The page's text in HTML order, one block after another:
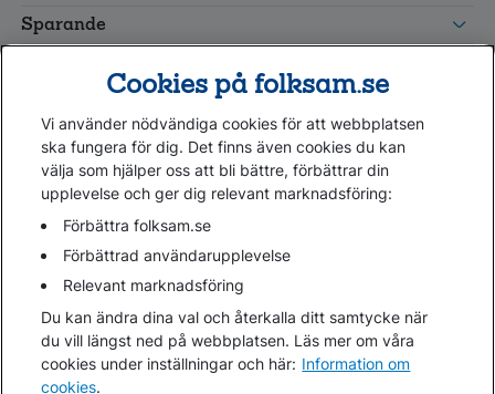
Sparande
Kundservice
Hjälp
Webbkarta
Cookies
Hantera cookies
Personuppgifter GDPR
Tillgänglighetsredogörelse
Om penningtvättslagen
Cookies på folksam.se
Vi använder nödvändiga cookies för att webbplatsen
ska fungera för dig. Det finns även cookies du kan
välja som hjälper oss att bli bättre, förbättrar din
upplevelse och ger dig relevant marknadsföring:
Förbättra folksam.se
Förbättrad användarupplevelse
Relevant marknadsföring
Du kan ändra dina val och återkalla ditt samtycke när
du vill längst ned på webbplatsen. Läs mer om våra
cookies under inställningar och här: Information om
cookies.